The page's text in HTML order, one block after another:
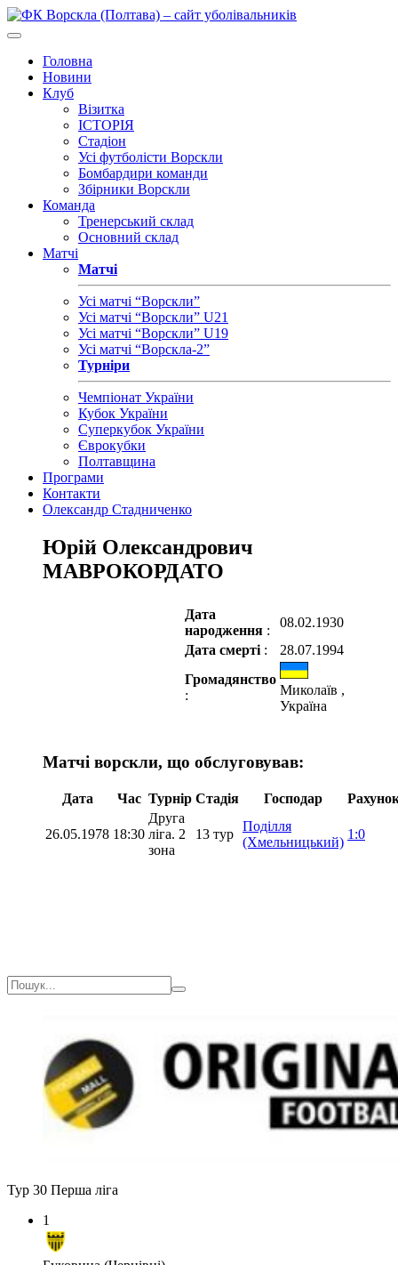
Головна
Новини
Клуб
Візитка
ІСТОРІЯ
Стадіон
Усі футболісти Ворскли
Бомбардири команди
Збірники Ворскли
Команда
Тренерський склад
Основний склад
Матчі
Матчі
Усі матчі “Ворскли”
Усі матчі “Ворскли” U21
Усі матчі “Ворскли” U19
Усі матчі “Ворскла-2”
Турніри
Чемпіонат України
Кубок України
Суперкубок України
Єврокубки
Полтавщина
Програми
Контакти
Олександр Стадниченко
Юрій Олександрович
МАВРОКОРДАТО
Дата
народження :
08.02.1930
Дата смерті :
28.07.1994
Громадянство
:
Миколаїв ,
Україна
Матчі ворскли, що обслуговував:
Дата Час Турнір Стадія Господар
26.05.1978 18:30
Друга
ліга. 2
зона
13 тур
Поділля
(Хмельницький)
1:0
Тур 30 Перша ліга
1